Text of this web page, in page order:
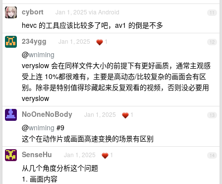
11
cybort Jan 1, 2025 via Android
hevc 的工具应该比较多了吧，av1 的倒是不多
12
234ygg Jan 1, 2025 1
@wniming
veryslow 会在同样文件大小的前提下有更好画质，通常主观感
受上连 10%都很难有，主要是高动态/比较复杂的画面会有区
别。除非是特别值得珍藏起来反复观看的视频，否则没必要用
veryslow
13
NoOneNoBody Jan 1, 2025 1
@wniming #9
这个在动作片或画面高速变换的场景有区别
14
SenseHu Jan 1, 2025 1
从几个角度分析这个问题
1. 画面内容